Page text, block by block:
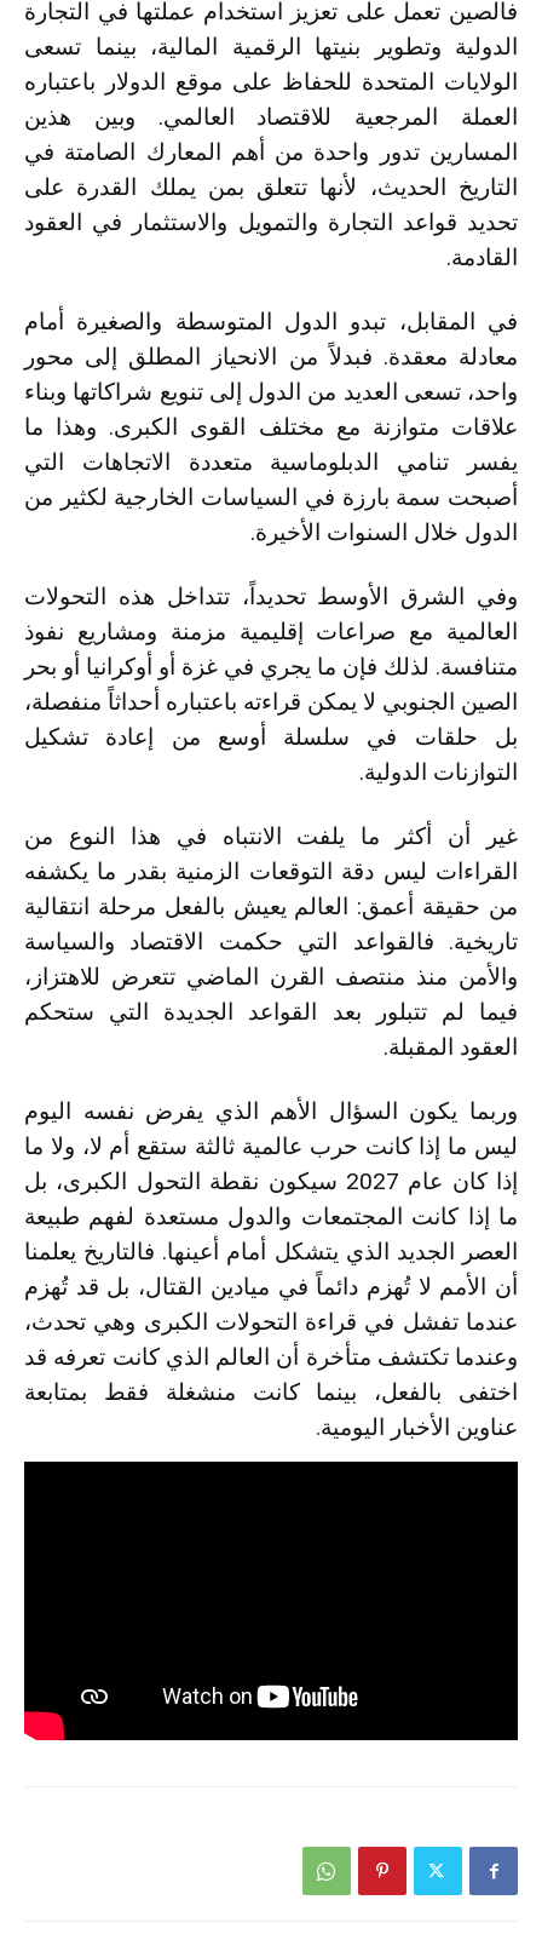
فالصين تعمل على تعزيز استخدام عملتها في التجارة
الدولية وتطوير بنيتها الرقمية المالية، بينما تسعى
الولايات المتحدة للحفاظ على موقع الدولار باعتباره
العملة المرجعية للاقتصاد العالمي. وبين هذين
المسارين تدور واحدة من أهم المعارك الصامتة في
التاريخ الحديث، لأنها تتعلق بمن يملك القدرة على
تحديد قواعد التجارة والتمويل والاستثمار في العقود
القادمة.
في المقابل، تبدو الدول المتوسطة والصغيرة أمام
معادلة معقدة. فبدلاً من الانحياز المطلق إلى محور
واحد، تسعى العديد من الدول إلى تنويع شراكاتها وبناء
علاقات متوازنة مع مختلف القوى الكبرى. وهذا ما
يفسر تنامي الدبلوماسية متعددة الاتجاهات التي
أصبحت سمة بارزة في السياسات الخارجية لكثير من
الدول خلال السنوات الأخيرة.
وفي الشرق الأوسط تحديداً، تتداخل هذه التحولات
العالمية مع صراعات إقليمية مزمنة ومشاريع نفوذ
متنافسة. لذلك فإن ما يجري في غزة أو أوكرانيا أو بحر
الصين الجنوبي لا يمكن قراءته باعتباره أحداثاً منفصلة،
بل حلقات في سلسلة أوسع من إعادة تشكيل
التوازنات الدولية.
غير أن أكثر ما يلفت الانتباه في هذا النوع من
القراءات ليس دقة التوقعات الزمنية بقدر ما يكشفه
من حقيقة أعمق: العالم يعيش بالفعل مرحلة انتقالية
تاريخية. فالقواعد التي حكمت الاقتصاد والسياسة
والأمن منذ منتصف القرن الماضي تتعرض للاهتزاز،
فيما لم تتبلور بعد القواعد الجديدة التي ستحكم
العقود المقبلة.
وربما يكون السؤال الأهم الذي يفرض نفسه اليوم
ليس ما إذا كانت حرب عالمية ثالثة ستقع أم لا، ولا ما
إذا كان عام 2027 سيكون نقطة التحول الكبرى، بل
ما إذا كانت المجتمعات والدول مستعدة لفهم طبيعة
العصر الجديد الذي يتشكل أمام أعينها. فالتاريخ يعلمنا
أن الأمم لا تُهزم دائماً في ميادين القتال، بل قد تُهزم
عندما تفشل في قراءة التحولات الكبرى وهي تحدث،
وعندما تكتشف متأخرة أن العالم الذي كانت تعرفه قد
اختفى بالفعل، بينما كانت منشغلة فقط بمتابعة
عناوين الأخبار اليومية.